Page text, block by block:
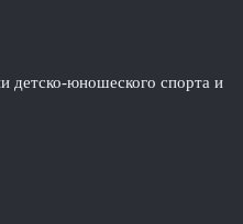
детско-юношеского спорта и